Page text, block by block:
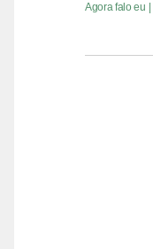
Agora falo eu